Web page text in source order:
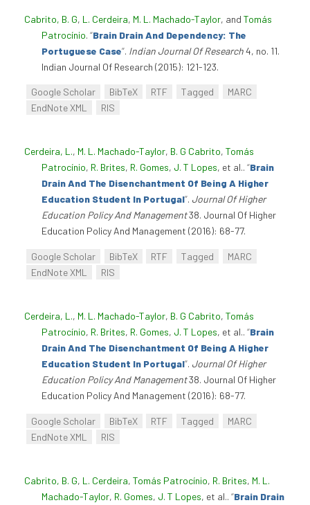
Cabrito, B. G, L. Cerdeira, M. L. Machado-Taylor, and Tomás
Patrocínio. “Brain Drain And Dependency: The
Portuguese Case”. Indian Journal Of Research4, no. 11.
Indian Journal Of Research (2015): 121-123.
Google Scholar BibTeX RTF Tagged
MARC
EndNote XML
RIS
Cerdeira, L., M. L. Machado-Taylor, B. G Cabrito, Tomás
Patrocínio, R. Brites, R. Gomes, J. T Lopes, et al.. “Brain
Drain And The Disenchantment Of Being A Higher
Education Student In Portugal”. Journal Of Higher
Education Policy And Management38. Journal Of Higher
Education Policy And Management (2016): 68-77.
Google Scholar BibTeX RTF Tagged
MARC
EndNote XML
RIS
Cerdeira, L., M. L. Machado-Taylor, B. G Cabrito, Tomás
Patrocínio, R. Brites, R. Gomes, J. T Lopes, et al.. “Brain
Drain And The Disenchantment Of Being A Higher
Education Student In Portugal”. Journal Of Higher
Education Policy And Management38. Journal Of Higher
Education Policy And Management (2016): 68-77.
Google Scholar BibTeX RTF Tagged
MARC
EndNote XML
RIS
Cabrito, B. G, L. Cerdeira, Tomás Patrocínio, R. Brites, M. L.
Machado-Taylor, R. Gomes, J. T Lopes, et al.. “Brain Drain